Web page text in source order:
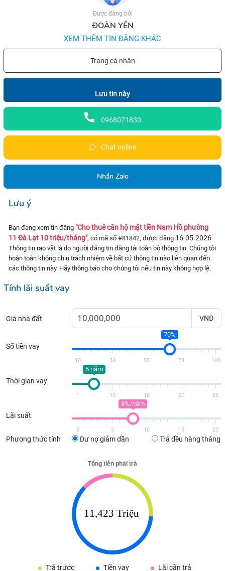
Được đăng bởi
ĐOÀN YÊN
XEM THÊM TIN ĐĂNG KHÁC
Trang cá nhân
Lưu tin này
0968071830
Chat online
Nhắn Zalo
Lưu ý
Bạn đang xem tin đăng "Cho thuê căn hộ mặt tiền Nam Hồ phường
11 Đà Lạt 10 triệu/tháng", có mã số #81842, được đăng 16-05-2026.
Thông tin rao vặt là do người đăng tin đăng tải toàn bộ thông tin. Chúng tôi
hoàn toàn không chịu trách nhiệm về bất cứ thông tin nào liên quan đến
các thông tin này. Hãy thông báo cho chúng tôi nếu tin này không hợp lệ.
Tính lãi suất vay
Giá nhà đất VNĐ
Số tiền vay
70%
10 33 55 78 100
Thời gian vay
5 năm
1 10 18 27 35
Lãi suất
8%/năm
0 5 10 15 20
Phương thức tính Dư nợ giảm dần Trả đều hàng tháng
Trả trước Tiền vay Lãi cần trả